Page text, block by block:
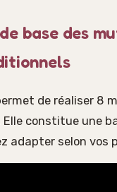
base des
de réaliser 8
constitue une
adapter selon vos